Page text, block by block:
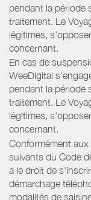
pendant la période
traitement. Le
légitimes,
concernant.
En cas de
WeeDigital
pendant la période
traitement. Le
légitimes,
concernant.
Conformément
suivants du Code
a le droit de
démarchage
modalités de